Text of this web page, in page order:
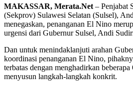
MAKASSAR, Merata.Net – Penjabat
(Sekprov) Sulawesi Selatan (Sulsel),
menegaskan, penanganan El Nino
urgensi dari Gubernur Sulsel, Andi
Dan untuk menindaklanjuti arahan
koordinasi penanganan El Nino,
terbatas dengan menghadirkan
menyusun langkah-langkah konkrit.